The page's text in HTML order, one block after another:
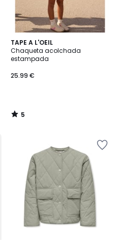
TAPE A L'OEIL
Chaqueta acolchada
estampada
25.99 €
5
/
5
5
/